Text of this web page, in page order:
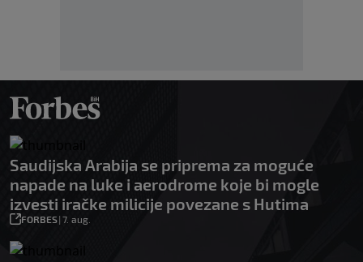
Saudijska Arabija se priprema za moguće
napade na luke i aerodrome koje bi mogle
izvesti iračke milicije povezane s Hutima
FORBES| 7. aug.